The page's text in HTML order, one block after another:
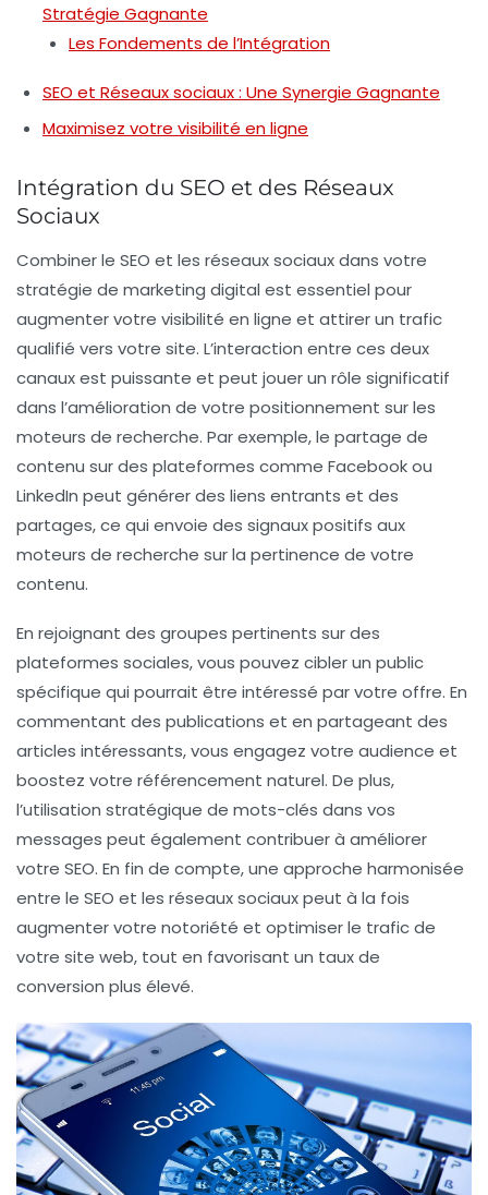
Stratégie Gagnante
Les Fondements de l’Intégration
SEO et Réseaux sociaux : Une Synergie Gagnante
Maximisez votre visibilité en ligne
Intégration du SEO et des Réseaux
Sociaux
Combiner le SEO et les réseaux sociauxdans votre
stratégie de marketing digital est essentiel pour
augmenter votre visibilité en ligne et attirer un trafic
qualifié vers votre site. L’interaction entre ces deux
canaux est puissante et peut jouer un rôle significatif
dans l’amélioration de votre positionnement sur les
moteurs de recherche. Par exemple, le partage de
contenu sur des plateformes comme Facebook ou
LinkedIn peut générer des liens entrants et des
partages, ce qui envoie des signaux positifs aux
moteurs de recherche sur la pertinence de votre
contenu.
En rejoignant des groupes pertinents sur des
plateformes sociales, vous pouvez cibler un public
spécifique qui pourrait être intéressé par votre offre. En
commentant des publications et en partageant des
articles intéressants, vous engagez votre audience et
boostez votre référencement naturel. De plus,
l’utilisation stratégique de mots-clés dans vos
messages peut également contribuer à améliorer
votre SEO. En fin de compte, une approche harmonisée
entre le SEO et les réseaux sociaux peut à la fois
augmenter votre notoriété et optimiser le trafic de
votre site web, tout en favorisant un taux de
conversion plus élevé.